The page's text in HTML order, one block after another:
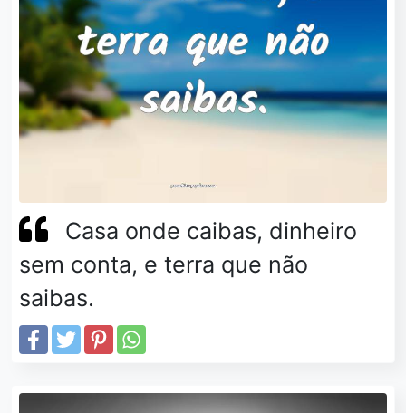
Casa onde caibas, dinheiro
sem conta, e terra que não
saibas.